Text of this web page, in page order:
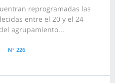
reprogramadas las
entre el 20 y el 24
agrupamiento...
N° 226